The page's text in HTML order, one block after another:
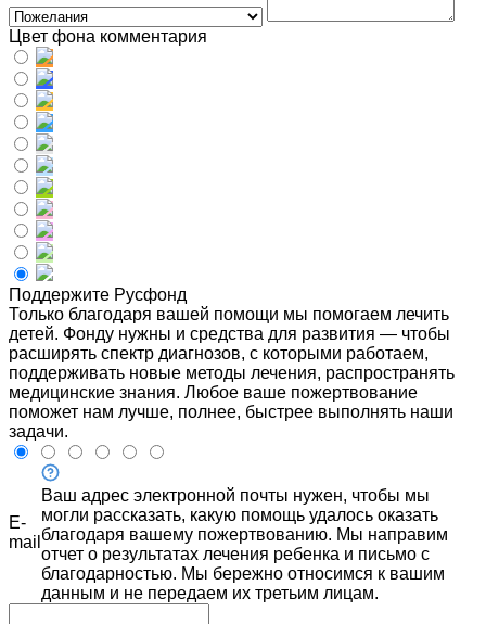
Цвет фона комментария
Поддержите Русфонд
Только благодаря вашей помощи мы помогаем лечить
детей. Фонду нужны и средства для развития — чтобы
расширять спектр диагнозов, с которыми работаем,
поддерживать новые методы лечения, распространять
медицинские знания. Любое ваше пожертвование
поможет нам лучше, полнее, быстрее выполнять наши
задачи.
E-
mail
Ваш адрес электронной почты нужен, чтобы мы
могли рассказать, какую помощь удалось оказать
благодаря вашему пожертвованию. Мы направим
отчет о результатах лечения ребенка и письмо с
благодарностью. Мы бережно относимся к вашим
данным и не передаем их третьим лицам.